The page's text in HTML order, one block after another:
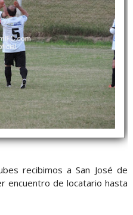
recibimos a San José de
encuentro de locatario hasta